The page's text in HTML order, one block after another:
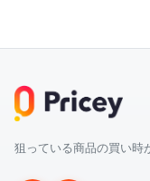
狙っている商品の買い